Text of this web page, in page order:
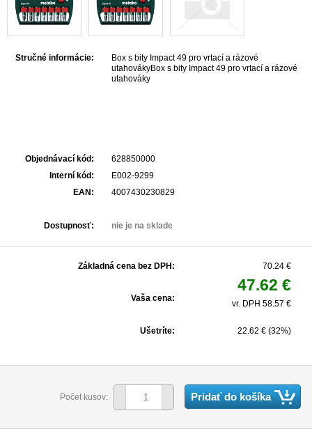
Stručné informácie:
Box s bity Impact 49 pro vrtací a rázové
utahovákyBox s bity Impact 49 pro vrtací a rázové
utahováky
Objednávací kód:
628850000
Interní kód:
E002-9299
EAN:
4007430230829
Dostupnosť: nie je na sklade
Základná cena bez DPH: 70.24 €
Vaša cena:
47.62 €
vr. DPH 58.57 €
Ušetríte: 22.62 € (32%)
Počet kusov: Pridať do košíka